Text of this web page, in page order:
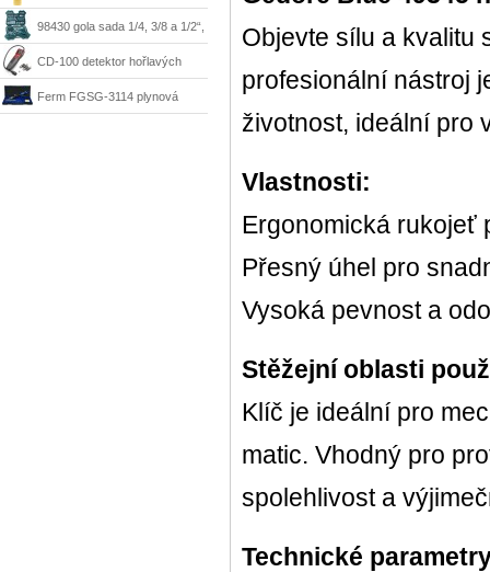
Plus
Bernzomatic
98430 gola sada 1/4, 3/8 a 1/2“,
215 dílů + kufr Mannesmann
CD-100 detektor hořlavých
plynů Ridgid 36163
Ferm FGSG-3114 plynová
Objevte sílu a kvalitu
profesionální nástroj
životnost, ideální pro
Vlastnosti:
Ergonomická rukojeť
Přesný úhel pro
Vysoká pevnost a
Stěžejní oblasti
Klíč je ideální pro
matic. Vhodný pro
spolehlivost a
Technické